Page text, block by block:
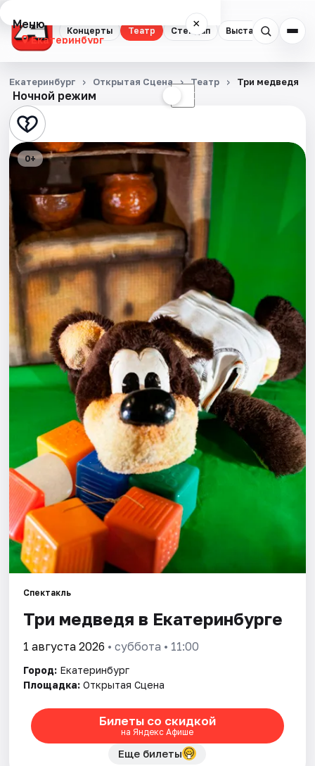
Концерты Театр Стендап Выставки
Меню ×
Екатеринбург
Концерты
Театр
Стендап
Выставки
Квесты
Экскурсии
Спорт
Города
Площадки
Рейтинги
Ночной режим ☾
Екатеринбург Открытая Сцена Театр Три медведя
0+
Спектакль
Три медведя в Екатеринбурге
1 августа 2026 • суббота • 11:00
Город: Екатеринбург
Площадка: Открытая Сцена
Билеты со скидкой
на Яндекс Афише
Еще билеты